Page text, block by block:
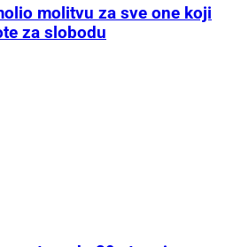
molitvu za sve one koji
za slobodu